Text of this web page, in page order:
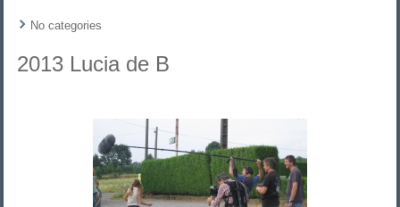
No categories
2013 Lucia de B